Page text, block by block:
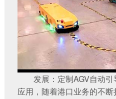
发展： 定制AGV自动引
应用，随着港口业务的不